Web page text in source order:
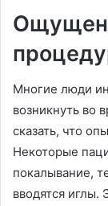
Многие люди
возникнуть во
сказать, что
Некоторые
покалывание,
вводятся иглы.